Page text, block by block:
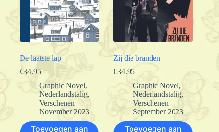
De laatste lap
€34.95
Graphic Novel,
Nederlandstalig,
Verschenen
November 2023
Toevoegen aan
Zij die branden
€34.95
Graphic Novel,
Nederlandstalig,
Verschenen
September 2023
Toevoegen aan